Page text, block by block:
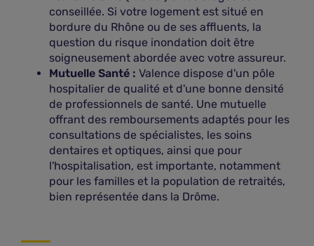
3/5/7 Avenue de Romans Le Solaise
26000 VALENCE
Voir les offres
Plus d'infos
Valence - Agent général ASSU 2000
À 0,32 km
93 AVENUE SADI CARNOT
26000 VALENCE
conseillée. Si votre logement est situé en
bordure du Rhône ou de ses affluents, la
question du risque inondation doit être
soigneusement abordée avec votre assureur.
Mutuelle Santé : Valence dispose d'un pôle
hospitalier de qualité et d'une bonne densité
de professionnels de santé. Une mutuelle
offrant des remboursements adaptés pour les
consultations de spécialistes, les soins
dentaires et optiques, ainsi que pour
l'hospitalisation, est importante, notamment
pour les familles et la population de retraités,
bien représentée dans la Drôme.